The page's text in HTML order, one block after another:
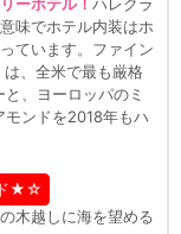
味でホテル内装はホ
ています。ファイン
、全米で最も厳格
、ヨーロッパのミ
モンドを2018年もハ
ド★☆
木越しに海を望める